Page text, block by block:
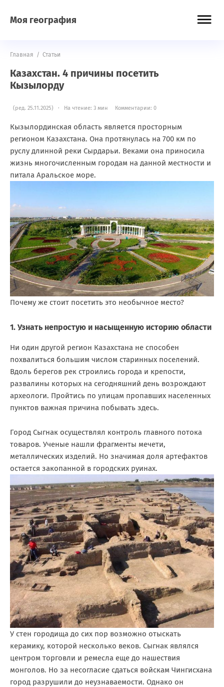
Моя география
Главная / Статьи
Казахстан. 4 причины посетить
Кызылорду
(ред. 25.11.2025) · На чтение: 3 мин Комментарии: 0
Кызылординская область является просторным
регионом Казахстана. Она протянулась на 700 км по
руслу длинной реки Сырдарьи. Веками она приносила
жизнь многочисленным городам на данной местности и
питала Аральское море.
Почему же стоит посетить это необычное место?
1. Узнать непростую и насыщенную историю области
Ни один другой регион Казахстана не способен
похвалиться большим числом старинных поселений.
Вдоль берегов рек строились города и крепости,
развалины которых на сегодняшний день возрождают
археологи. Пройтись по улицам пропавших населенных
пунктов важная причина побывать здесь.
Город Сыгнак осуществлял контроль главного потока
товаров. Ученые нашли фрагменты мечети,
металлических изделий. Но значимая доля артефактов
остается закопанной в городских руинах.
У стен городища до сих пор возможно отыскать
керамику, которой несколько веков. Сыгнак являлся
центром торговли и ремесла еще до нашествия
монголов. Но за несогласие сдаться войскам Чингисхана
город разрушили до неузнаваемости. Однако он